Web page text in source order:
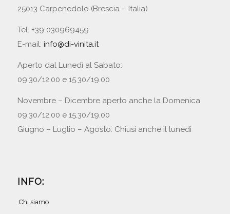
25013 Carpenedolo (Brescia – Italia)
Tel. +39 030969459
E-mail: info@di-vinita.it
Aperto dal Lunedì al Sabato:
09.30/12.00 e 15.30/19.00
Novembre – Dicembre aperto anche la Domenica
09.30/12.00 e 15.30/19.00
Giugno – Luglio – Agosto: Chiusi anche il lunedì
INFO:
Chi siamo